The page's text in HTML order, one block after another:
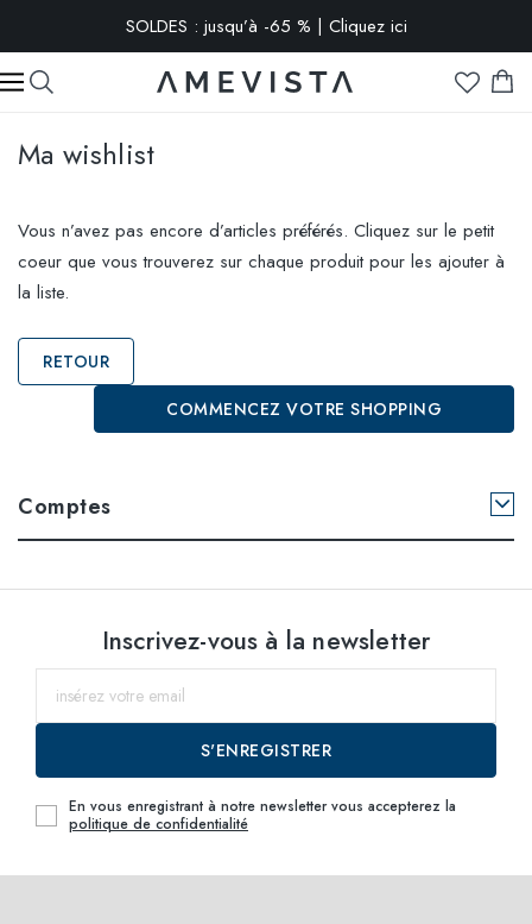
SOLDES : jusqu’à -65 % | Cliquez ici
-10% extra sur toutes les lunettes avec verres correcteurs | Code
: VISION10
Ma wishlist
Vous n’avez pas encore d’articles préférés. Cliquez sur le petit
coeur que vous trouverez sur chaque produit pour les ajouter à
la liste.
RETOUR
COMMENCEZ VOTRE SHOPPING
Comptes
Inscrivez-vous à la newsletter
S'ENREGISTRER
En vous enregistrant à notre newsletter vous accepterez la
politique de confidentialité